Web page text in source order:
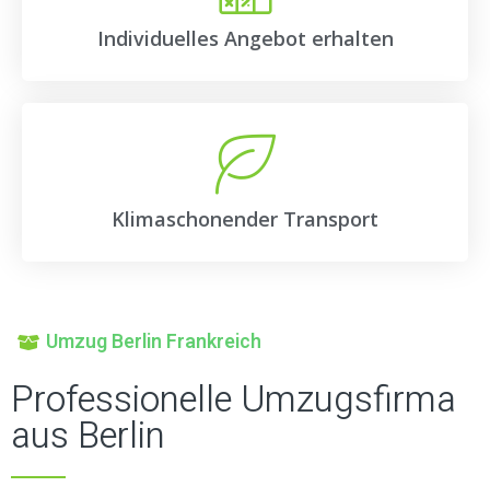
Individuelles Angebot erhalten
Klimaschonender Transport
Umzug Berlin Frankreich
Professionelle Umzugsfirma
aus Berlin